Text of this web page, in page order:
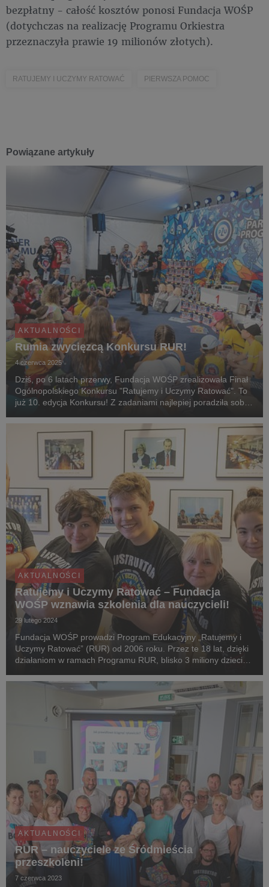
bezpłatny - całość kosztów ponosi Fundacja WOŚP
(dotychczas na realizację Programu Orkiestra
przeznaczyła prawie 19 milionów złotych).
RATUJEMY I UCZYMY RATOWAĆ PIERWSZA POMOC
Powiązane artykuły
AKTUALNOŚCI
Rumia zwycięzcą Konkursu RUR!
4 czerwca 2025
Dziś, po 6 latach przerwy, Fundacja WOŚP zrealizowała Finał
Ogólnopolskiego Konkursu "Ratujemy i Uczymy Ratować". To
już 10. edycja Konkursu! Z zadaniami najlepiej poradziła sobie
Majkowskiego w Rumi i to ona została zwyc...
AKTUALNOŚCI
Ratujemy i Uczymy Ratować – Fundacja
WOŚP wznawia szkolenia dla nauczycieli!
29 lutego 2024
Fundacja WOŚP prowadzi Program Edukacyjny „Ratujemy i
Uczymy Ratować” (RUR) od 2006 roku. Przez te 18 lat, dzięki
działaniom w ramach Programu RUR, blisko 3 miliony dzieci
Fundacja WOŚP wznawia szkolenia dla nauczycie...
AKTUALNOŚCI
RUR – nauczyciele ze Śródmieścia
przeszkoleni!
7 czerwca 2023